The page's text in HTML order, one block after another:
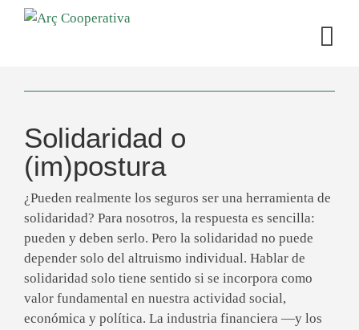
Solidaridad o
(im)postura
¿Pueden realmente los seguros ser una herramienta de
solidaridad? Para nosotros, la respuesta es sencilla:
pueden y deben serlo. Pero la solidaridad no puede
depender solo del altruismo individual. Hablar de
solidaridad solo tiene sentido si se incorpora como
valor fundamental en nuestra actividad social,
económica y política. La industria financiera —y los